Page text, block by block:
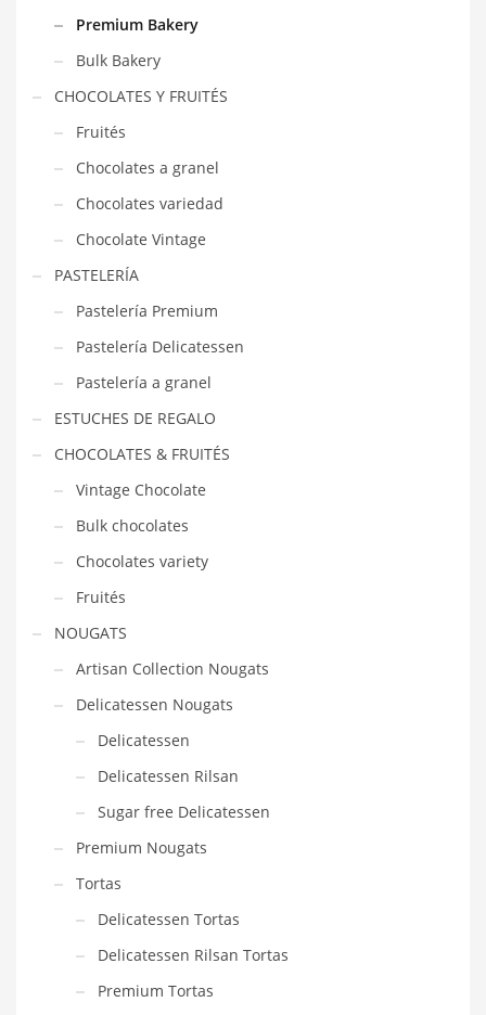
Premium Bakery
Bulk Bakery
CHOCOLATES Y FRUITÉS
Fruités
Chocolates a granel
Chocolates variedad
Chocolate Vintage
PASTELERÍA
Pastelería Premium
Pastelería Delicatessen
Pastelería a granel
ESTUCHES DE REGALO
CHOCOLATES & FRUITÉS
Vintage Chocolate
Bulk chocolates
Chocolates variety
Fruités
NOUGATS
Artisan Collection Nougats
Delicatessen Nougats
Delicatessen
Delicatessen Rilsan
Sugar free Delicatessen
Premium Nougats
Tortas
Delicatessen Tortas
Delicatessen Rilsan Tortas
Premium Tortas